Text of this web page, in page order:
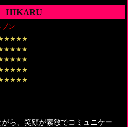
元で、鼻筋が通り、それでいて
な美しい顔立ちの、あのKARENさ
当に夢のようでした。
うとする間もなく、KARENさん
、「もう困った人ね、そんなに
った不思議な微笑を浮べてあっ
と、そのまま包むように抱擁し
するようなキスをしてくれまし
びれていました。「トレーニン
付いたことを喜んでくれました。
HIKARU
ン
ら、笑顔が素敵でコミュニケー